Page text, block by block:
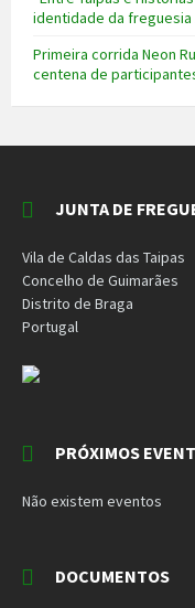
identidade da freguesia
Primeira corrida Neon
centena de
JUNTA DE
Vila de Caldas das Taipas
Concelho de Guimarães
Distrito de Braga
Portugal
PRÓXIMOS
Não existem eventos
DOCUMENTOS